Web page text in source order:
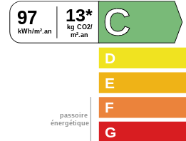
kg CO2/
m².an
kWh/m².an
97 13*
passoire
énergétique
G
F
E
D
C